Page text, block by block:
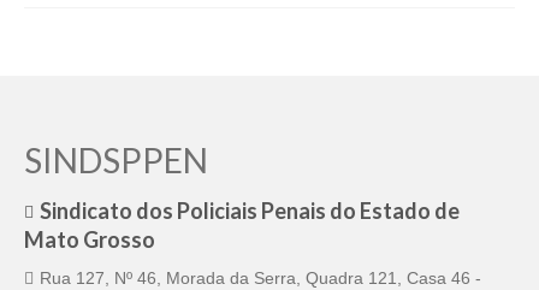
SINDSPPEN
Sindicato dos Policiais Penais do Estado de
Mato Grosso
Rua 127, Nº 46, Morada da Serra, Quadra 121, Casa 46 -